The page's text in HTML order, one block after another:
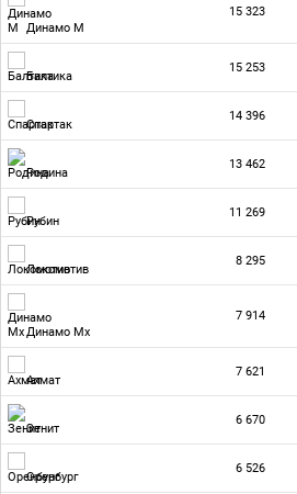
Динамо М
15 323
Балтика
15 253
Спартак
14 396
Родина
13 462
Рубин
11 269
Локомотив
8 295
Динамо Мх
7 914
Ахмат
7 621
Зенит
6 670
Оренбург
6 526